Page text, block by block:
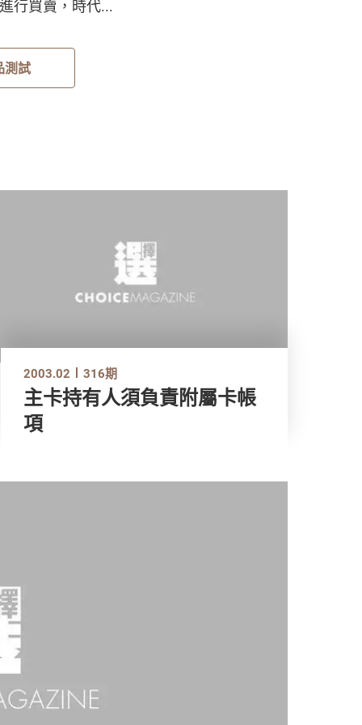
行買賣，時代...
測試
2003.02 316期
主卡持有人須負責附屬卡帳
項